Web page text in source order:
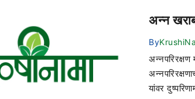
अन्न
By
अन्नपरिरक्षण
यांवर